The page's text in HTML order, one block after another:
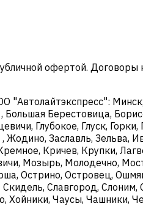
офертой.
"Автолайтэкспресс":
Большая Берестовица,
Глубокое, Глуск,
Заславль, Зельва,
Кричев, Крупки,
Мозырь, Молодечно,
Острино, Островец,
Скидель, Славгород,
Хойники, Чаусы,